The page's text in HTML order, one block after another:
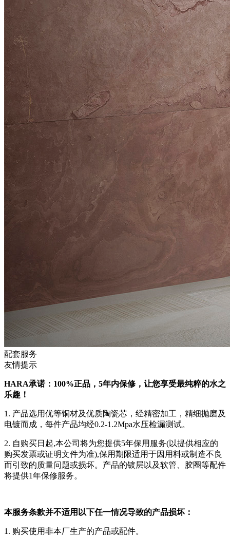
配套服务
友情提示
HARA承诺：100%正品，5年内保修，让您享受最纯粹的水之
乐趣！
1. 产品选用优等铜材及优质陶瓷芯，经精密加工，精细抛磨及
电镀而成，每件产品均经0.2-1.2Mpa水压检漏测试。
2. 自购买日起,本公司将为您提供5年保用服务(以提供相应的
购买发票或证明文件为准),保用期限适用于因用料或制造不良
而引致的质量问题或损坏。产品的镀层以及软管、胶圈等配件
将提供1年保修服务。
本服务条款并不适用以下任一情况导致的产品损坏：
1. 购买使用非本厂生产的产品或配件。